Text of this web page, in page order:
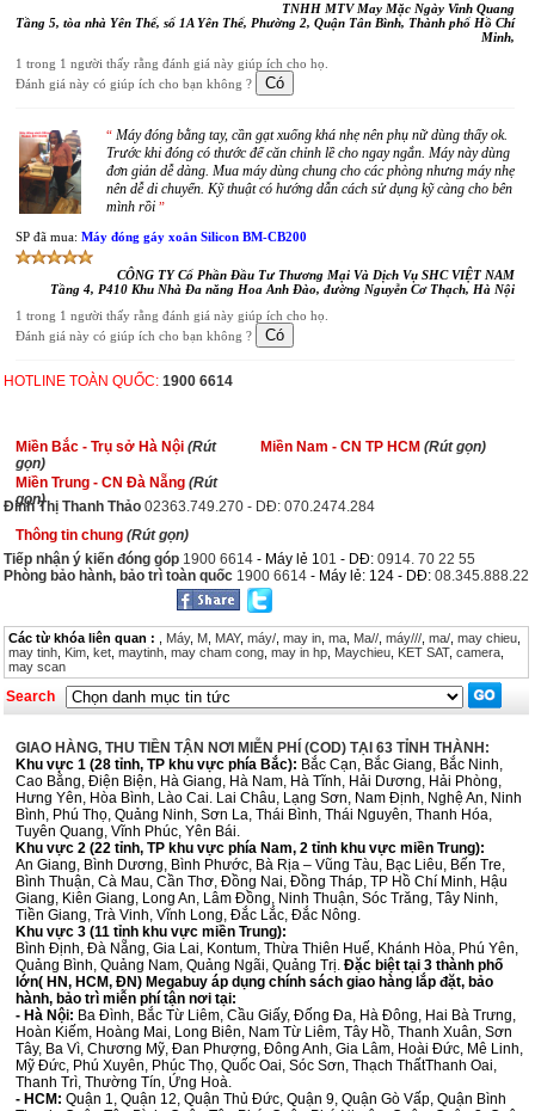
TNHH MTV May Mặc Ngày Vinh Quang
Tầng 5, tòa nhà Yên Thế, số 1A Yên Thế, Phường 2, Quận Tân Bình, Thành phố Hồ Chí
Minh,
1 trong 1 người thấy rằng đánh giá này giúp ích cho họ.
Đánh giá này có giúp ích cho bạn không ?
“ Máy đóng bằng tay, cần gạt xuống khá nhẹ nên phụ nữ dùng thấy ok.
Trước khi đóng có thước để căn chỉnh lề cho ngay ngắn. Máy này dùng
đơn giản dễ dàng. Mua máy dùng chung cho các phòng nhưng máy nhẹ
nên dễ di chuyển. Kỹ thuật có hướng dẫn cách sử dụng kỹ càng cho bên
mình rồi ”
SP đã mua: Máy đóng gáy xoắn Silicon BM-CB200
CÔNG TY Cổ Phần Đầu Tư Thương Mại Và Dịch Vụ SHC VIỆT NAM
Tầng 4, P410 Khu Nhà Đa năng Hoa Anh Đào, đường Nguyễn Cơ Thạch, Hà Nội
1 trong 1 người thấy rằng đánh giá này giúp ích cho họ.
Đánh giá này có giúp ích cho bạn không ?
HOTLINE TOÀN QUỐC: 1900 6614
Miền Bắc - Trụ sở Hà Nội (Rút
gọn)
Miền Nam - CN TP HCM (Rút gọn)
Miền Trung - CN Đà Nẵng (Rút
gọn)
Đinh Thị Thanh Thảo 02363.749.270 - DĐ: 070.2474.284
Thông tin chung (Rút gọn)
Tiếp nhận ý kiến đóng góp 1900 6614 - Máy lẻ 101 - DĐ: 0914. 70 22 55
Phòng bảo hành, bảo trì toàn quốc 1900 6614 - Máy lẻ: 124 - DĐ: 08.345.888.22
Các từ khóa liên quan : Máy, M MAY, máy/ may in ma Ma// máy/// ma/ may chieu
may tinh Kim ket maytinh may cham cong may in hp Maychieu KET SAT, camera
may scan
Search
GIAO HÀNG, THU TIỀN TẬN NƠI MIỄN PHÍ (COD) TẠI 63 TỈNH THÀNH:
Khu vực 1 (28 tỉnh, TP khu vực phía Bắc): Bắc Cạn, Bắc Giang, Bắc Ninh,
Cao Bằng, Điện Biện, Hà Giang, Hà Nam, Hà Tĩnh, Hải Dương, Hải Phòng,
Hưng Yên, Hòa Bình, Lào Cai. Lai Châu, Lạng Sơn, Nam Định, Nghệ An, Ninh
Bình, Phú Thọ, Quảng Ninh, Sơn La, Thái Bình, Thái Nguyên, Thanh Hóa,
Tuyên Quang, Vĩnh Phúc, Yên Bái.
Khu vực 2 (22 tỉnh, TP khu vực phía Nam, 2 tỉnh khu vực miền Trung):
An Giang, Bình Dương, Bình Phước, Bà Rịa – Vũng Tàu, Bạc Liêu, Bến Tre,
Bình Thuận, Cà Mau, Cần Thơ, Đồng Nai, Đồng Tháp, TP Hồ Chí Minh, Hậu
Giang, Kiên Giang, Long An, Lâm Đồng, Ninh Thuận, Sóc Trăng, Tây Ninh,
Tiền Giang, Trà Vinh, Vĩnh Long, Đắc Lắc, Đắc Nông.
Khu vực 3 (11 tỉnh khu vực miền Trung):
Bình Định, Đà Nẵng, Gia Lai, Kontum, Thừa Thiên Huế, Khánh Hòa, Phú Yên,
Quảng Bình, Quảng Nam, Quảng Ngãi, Quảng Trị. Đặc biệt tại 3 thành phố
lớn( HN, HCM, ĐN) Megabuy áp dụng chính sách giao hàng lắp đặt, bảo
hành, bảo trì miễn phí tận nơi tại:
- Hà Nội: Ba Đình, Bắc Từ Liêm, Cầu Giấy, Đống Đa, Hà Đông, Hai Bà Trưng,
Hoàn Kiếm, Hoàng Mai, Long Biên, Nam Từ Liêm, Tây Hồ, Thanh Xuân, Sơn
Tây, Ba Vì, Chương Mỹ, Đan Phượng, Đông Anh, Gia Lâm, Hoài Đức, Mê Linh,
Mỹ Đức, Phú Xuyên, Phúc Thọ, Quốc Oai, Sóc Sơn, Thạch ThấtThanh Oai,
Thanh Trì, Thường Tín, Ứng Hoà.
- HCM: Quận 1, Quận 12, Quận Thủ Đức, Quận 9, Quận Gò Vấp, Quận Bình